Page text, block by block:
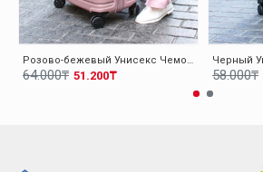
Розово-бежевый Унисекс Чемодан 438CA10663B
51.200₸
64.000₸ 58.000₸